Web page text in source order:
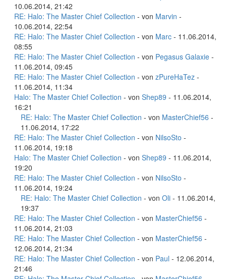
10.06.2014, 21:42
RE: Halo: The Master Chief Collection - von Marvin -
10.06.2014, 22:54
RE: Halo: The Master Chief Collection - von Marc - 11.06.2014,
08:55
RE: Halo: The Master Chief Collection - von Pegasus Galaxie -
11.06.2014, 09:45
RE: Halo: The Master Chief Collection - von zPureHaTez -
11.06.2014, 11:34
Halo: The Master Chief Collection - von Shep89 - 11.06.2014,
16:21
RE: Halo: The Master Chief Collection - von MasterChief56 -
11.06.2014, 17:22
RE: Halo: The Master Chief Collection - von NilsoSto -
11.06.2014, 19:18
Halo: The Master Chief Collection - von Shep89 - 11.06.2014,
19:20
RE: Halo: The Master Chief Collection - von NilsoSto -
11.06.2014, 19:24
RE: Halo: The Master Chief Collection - von Oli - 11.06.2014,
19:37
RE: Halo: The Master Chief Collection - von MasterChief56 -
11.06.2014, 21:03
RE: Halo: The Master Chief Collection - von MasterChief56 -
12.06.2014, 21:34
RE: Halo: The Master Chief Collection - von Paul - 12.06.2014,
21:46